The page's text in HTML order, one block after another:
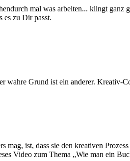
mal was arbeiten... klingt
es zu Dir passt.
wahre Grund ist ein anderer. Kreativ-
ist, dass sie den kreativen
Video zum Thema „Wie man ein